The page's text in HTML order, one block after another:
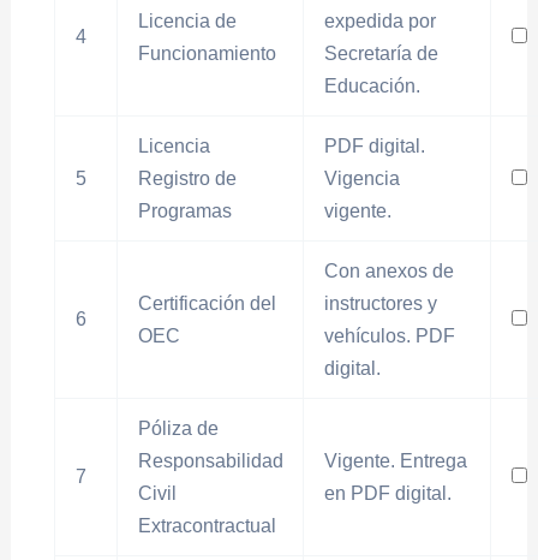
4
Licencia de
Funcionamiento
expedida por
Secretaría de
Educación.
5
Licencia
Registro de
Programas
PDF digital.
Vigencia
vigente.
6
Certificación del
OEC
Con anexos de
instructores y
vehículos. PDF
digital.
7
Póliza de
Responsabilidad
Civil
Extracontractual
Vigente. Entrega
en PDF digital.